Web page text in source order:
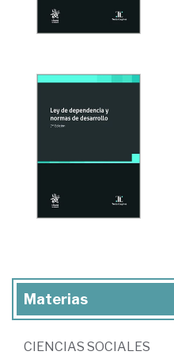
Materias
CIENCIAS SOCIALES